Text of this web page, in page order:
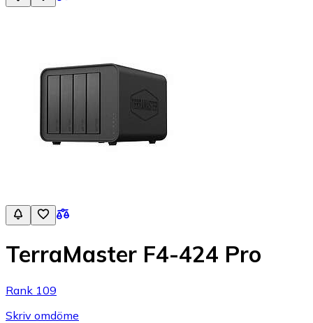
TerraMaster F4-424 Pro
Rank 109
Skriv omdöme